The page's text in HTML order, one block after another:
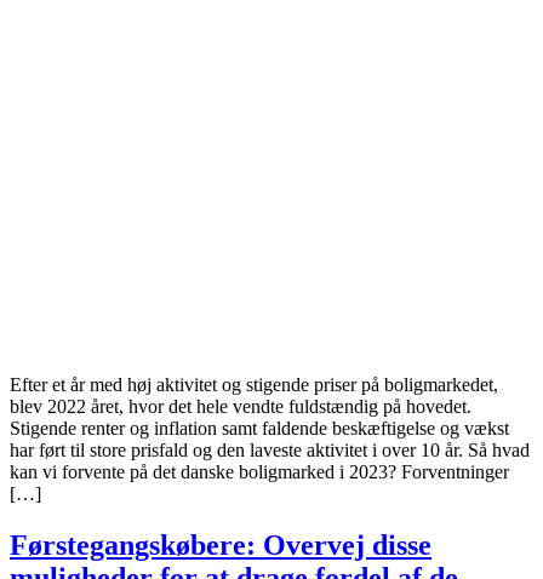
Efter et år med høj aktivitet og stigende priser på boligmarkedet,
blev 2022 året, hvor det hele vendte fuldstændig på hovedet.
Stigende renter og inflation samt faldende beskæftigelse og vækst
har ført til store prisfald og den laveste aktivitet i over 10 år. Så hvad
kan vi forvente på det danske boligmarked i 2023? Forventninger
[…]
Førstegangskøbere: Overvej disse